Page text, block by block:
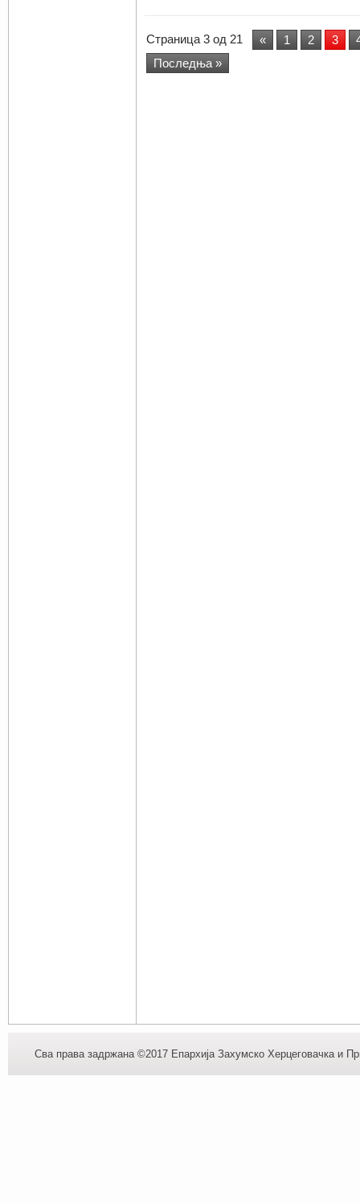
Страница 3 од 21 « 1 2 3
Последња »
Сва права задржана ©2017 Епархија Захумско Херцеговачка и